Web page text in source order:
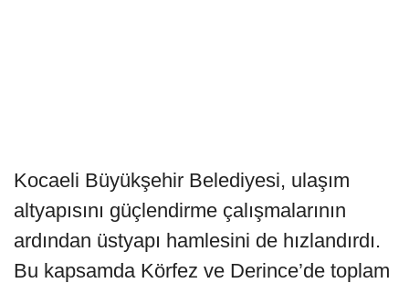
Kocaeli Büyükşehir Belediyesi, ulaşım
altyapısını güçlendirme çalışmalarının
ardından üstyapı hamlesini de hızlandırdı.
Bu kapsamda Körfez ve Derince’de toplam